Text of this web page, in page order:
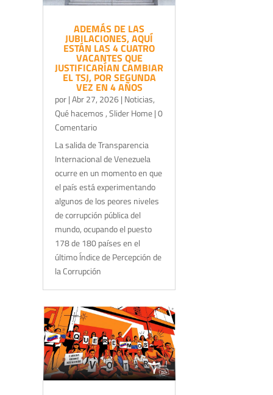
ADEMÁS DE LAS
JUBILACIONES, AQUÍ
ESTÁN LAS 4 CUATRO
VACANTES QUE
JUSTIFICARÍAN CAMBIAR
EL TSJ, POR SEGUNDA
VEZ EN 4 AÑOS
por|Abr 27, 2026| Noticias,
Qué hacemos ,Slider Home| 0
Comentario
La salida de Transparencia
Internacional de Venezuela
ocurre en un momento en que
el país está experimentando
algunos de los peores niveles
de corrupción pública del
mundo, ocupando el puesto
178 de 180 países en el
último Índice de Percepción de
la Corrupción